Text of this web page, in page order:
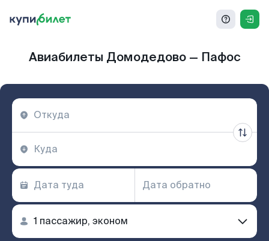
Авиабилеты Домодедово — Пафос